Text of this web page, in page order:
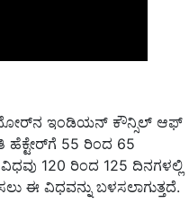
55 ರಿಂದ 65
120 ರಿಂದ 125 ದಿನಗಳಲ್ಲಿ
ಈ ವಿಧವನ್ನು ಬಳಸಲಾಗುತ್ತದೆ.
ಪೋರ್ಟಲ್ ಪ್ರಾರಂಭ!